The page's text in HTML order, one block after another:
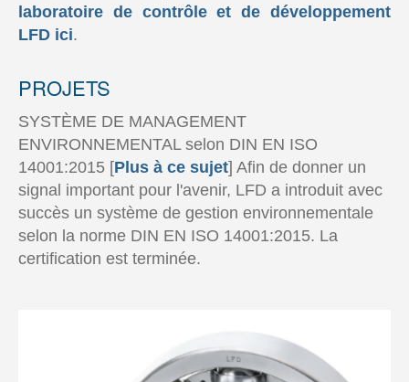
laboratoire de contrôle et de développement
LFD ici.
PROJETS
SYSTÈME DE MANAGEMENT
ENVIRONNEMENTAL selon DIN EN ISO
14001:2015 [Plus à ce sujet] Afin de donner un
signal important pour l'avenir, LFD a introduit avec
succès un système de gestion environnementale
selon la norme DIN EN ISO 14001:2015. La
certification est terminée.